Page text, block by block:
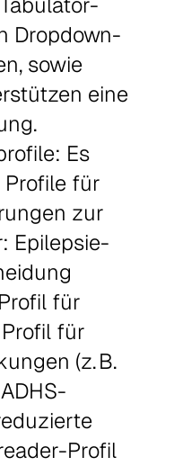
Dropdown-
sowie
eine
Es
für
zur
Epilepsie-
für
für
(z. B.
Profil